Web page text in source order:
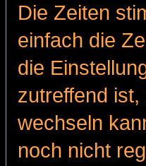
Die Zeiten
einfach die
die
zutreffend
wechseln
noch nicht